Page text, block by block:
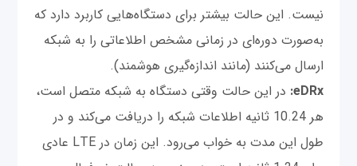
نیست. این حالت بیشتر برای دستگاه‌هایی کاربرد دارد که
به‌صورت دوره‌ای در زمانی مشخص اطلاعاتی را به شبکه
ارسال می‌کنند (مانند اندازه‌گیری هوشمند).
eDRx: در این حالت وقتی دستگاه به شبکه متصل است،
هر 10.24 ثانیه اطلاعات شبکه را دریافت می‌کند و در
طول این مدت به خواب می‌رود. این زمان در LTE عادی